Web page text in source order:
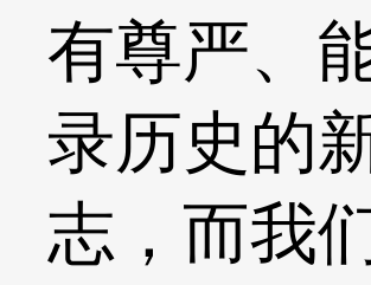
有尊严、
录历史的
志，而我